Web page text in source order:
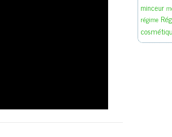
minceur
régime